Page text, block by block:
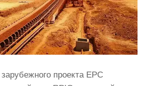
проекта EPC